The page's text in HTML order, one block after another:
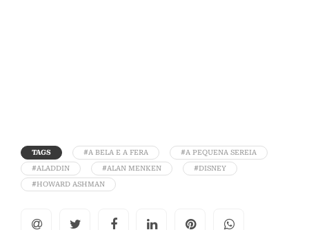
TAGS #A BELA E A FERA #A PEQUENA SEREIA
#ALADDIN #ALAN MENKEN #DISNEY
#HOWARD ASHMAN